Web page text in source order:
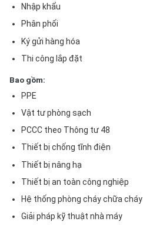
Nhập khẩu
Phân phối
Ký gửi hàng hóa
Thi công lắp đặt
Bao gồm:
PPE
Vật tư phòng sạch
PCCC theo Thông tư 48
Thiết bị chống tĩnh điện
Thiết bị nâng hạ
Thiết bị an toàn công nghiệp
Hệ thống phòng cháy chữa cháy
Giải pháp kỹ thuật nhà máy